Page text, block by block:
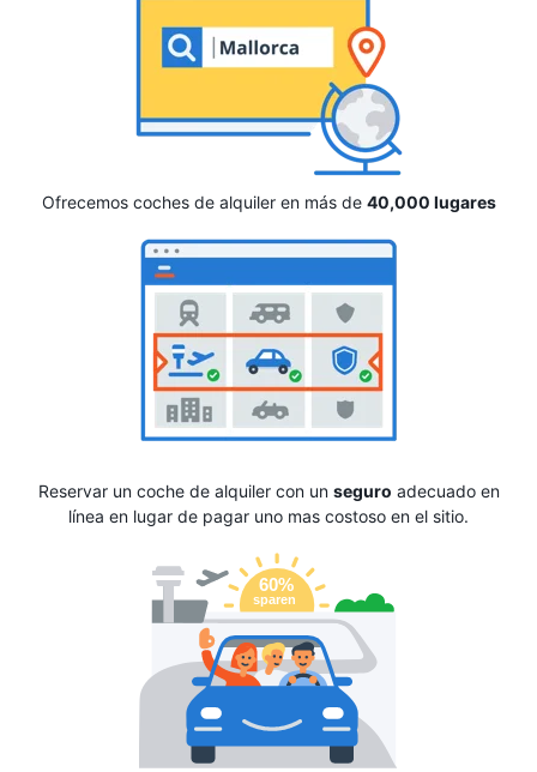
Ofrecemos coches de alquiler en más de 40,000 lugares
Reservar un coche de alquiler con un seguro adecuado en
línea en lugar de pagar uno mas costoso en el sitio.